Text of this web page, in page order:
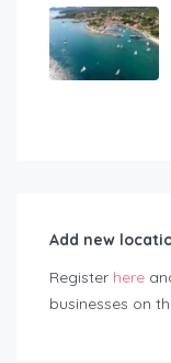
Add new
Register here
businesses on